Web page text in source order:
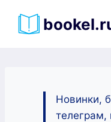
Новинки,
телеграм,